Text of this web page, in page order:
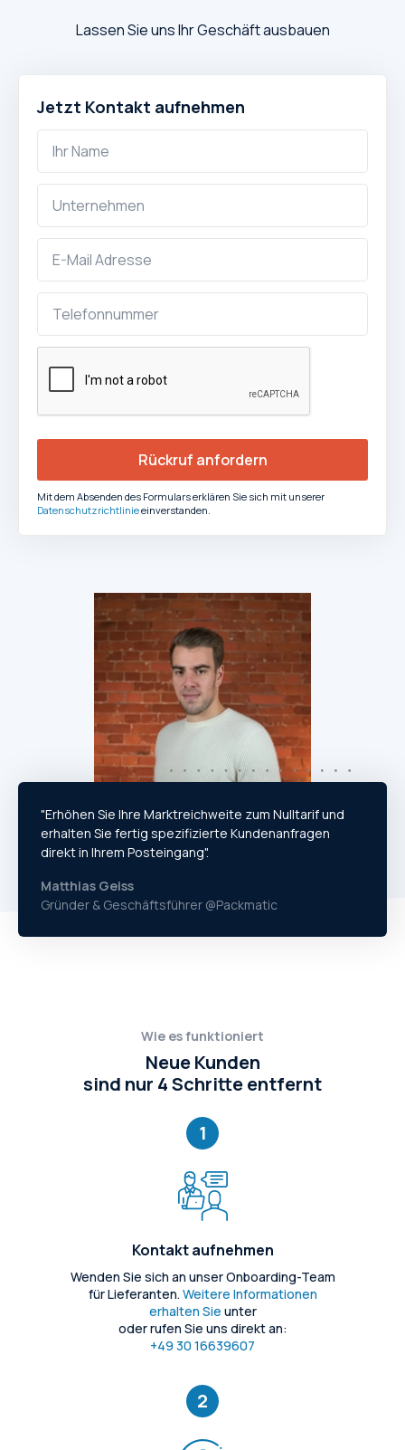
Lassen Sie uns Ihr Geschäft ausbauen
Jetzt Kontakt aufnehmen
Mit dem Absenden des Formulars erklären Sie sich mit unserer
Datenschutzrichtlinieeinverstanden.
"Erhöhen Sie Ihre Marktreichweite zum Nulltarif und
erhalten Sie fertig spezifizierte Kundenanfragen
direkt in Ihrem Posteingang".
Matthias Geiss
Gründer & Geschäftsführer @Packmatic
Wie es funktioniert
Neue Kunden
sind nur 4 Schritte entfernt
1
Kontakt aufnehmen
Wenden Sie sich an unser Onboarding-Team
für Lieferanten. Weitere Informationen
erhalten Sie unter
oder rufen Sie uns direkt an:
+49 30 16639607
2